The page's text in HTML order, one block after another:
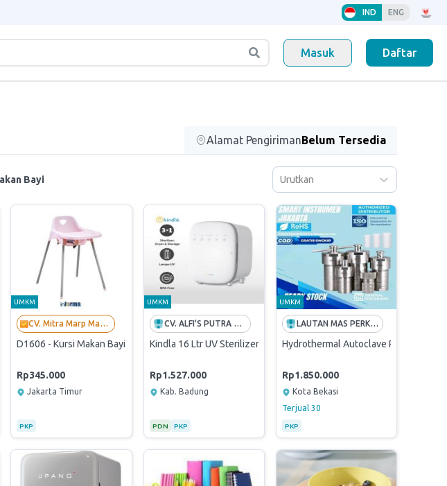
IND ENG
Masuk Daftar
Alamat PengirimanBelum Tersedia
Bayi Urutkan
Amber 30ML / Dropper Glass Bottle Pipette 30 ML
UMKM
CV. Mitra Marp Mandiri
D1606 - Kursi Makan Bayi Baby Feeding Chair High Chair Bayi Kursi MPASI Feeding Seat
Rp345.000
Jakarta Timur
PKP
UMKM
CV. ALFI'S PUTRA MANDIRI
Kindla 16 Ltr UV Sterilizer dan Pengering Perlengkapan Bayu 220
Rp1.527.000
Kab. Badung
PDN PKP
UMKM
LAUTAN MAS PERKASA
Hydrothermal Autoclave Reactor with
Rp1.850.000
Kota Bekasi
Terjual 30
PKP